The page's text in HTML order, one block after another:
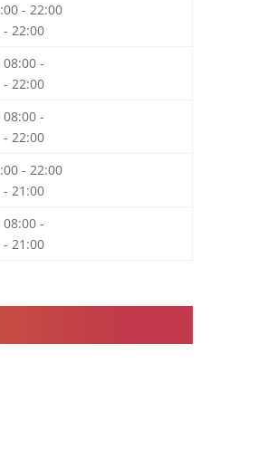
- 22:00
- 22:00
08:00 -
- 22:00
08:00 -
- 22:00
- 22:00
- 21:00
08:00 -
- 21:00